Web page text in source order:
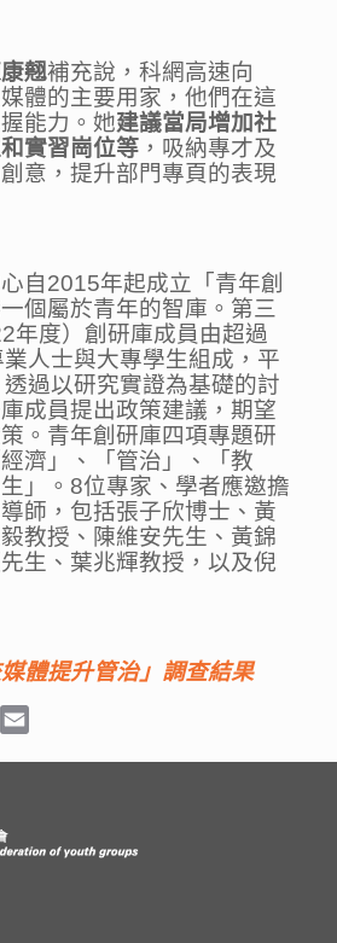
翹補充說，科網高速向
體的主要用家，他們在這
能力。她建議當局增加社
實習崗位等 ，吸納專才及
意，提升部門專頁的表現
自2015年起成立「青年創
個屬於青年的智庫。第三
度）創研庫成員由超過
人士與大專學生組成，平
過以研究實證為基礎的討
成員提出政策建議，期望
。青年創研庫四項專題研
濟」、「管治」、「教
」。8位專家、學者應邀擔
師，包括張子欣博士、黃
教授、陳維安先生、黃錦
生、葉兆輝教授，以及倪
體提升管治」調查結果
WeChat